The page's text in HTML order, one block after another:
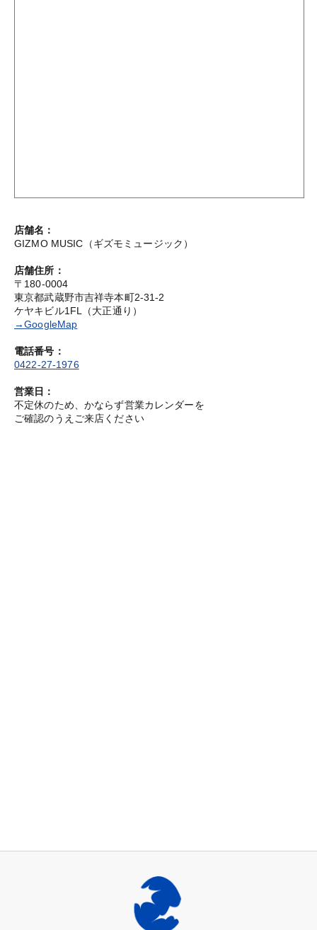
店舗名：
GIZMO MUSIC（ギズモミュージック）
店舗住所：
〒180-0004
東京都武蔵野市吉祥寺本町2-31-2
ケヤキビル1FL（大正通り）
→GoogleMap
電話番号：
0422-27-1976
営業日：
不定休のため、かならず営業カレンダーを
ご確認のうえご来店ください